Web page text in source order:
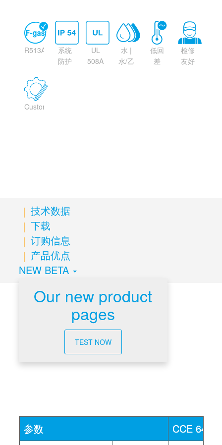
R513A
系统
防护
UL
508A
水 |
水/乙
低回
差
检修
友好
Customizable
技术数据
下载
订购信息
产品优点
NEW BETA
Our new product
pages
TEST NOW
技术数据
参数 CCE 6401